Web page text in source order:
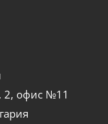
2, офис №11